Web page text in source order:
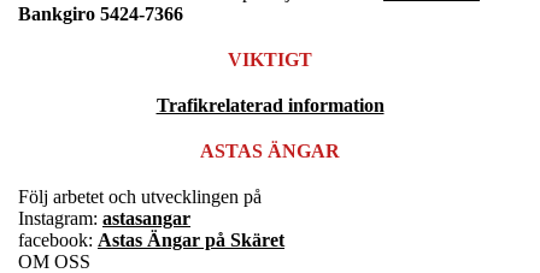
Bankgiro 5424-7366
VIKTIGT
Trafikrelaterad information
ASTAS ÄNGAR
Följ arbetet och utvecklingen på
Instagram: astasangar
facebook: Astas Ängar på Skäret
OM OSS